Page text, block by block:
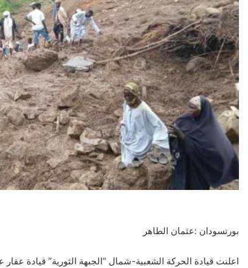
بورتسودان :عثمان الطاهر
اعلنت قيادة الحركة الشعبية-شمال “الجبهة الثورية” قيادة